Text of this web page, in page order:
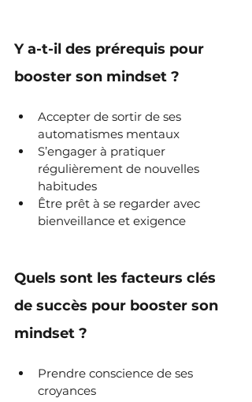
Y a-t-il des prérequis pour
booster son mindset ?
Accepter de sortir de ses
automatismes mentaux
S’engager à pratiquer
régulièrement de nouvelles
habitudes
Être prêt à se regarder avec
bienveillance et exigence
Quels sont les facteurs clés
de succès pour booster son
mindset ?
Prendre conscience de ses
croyances